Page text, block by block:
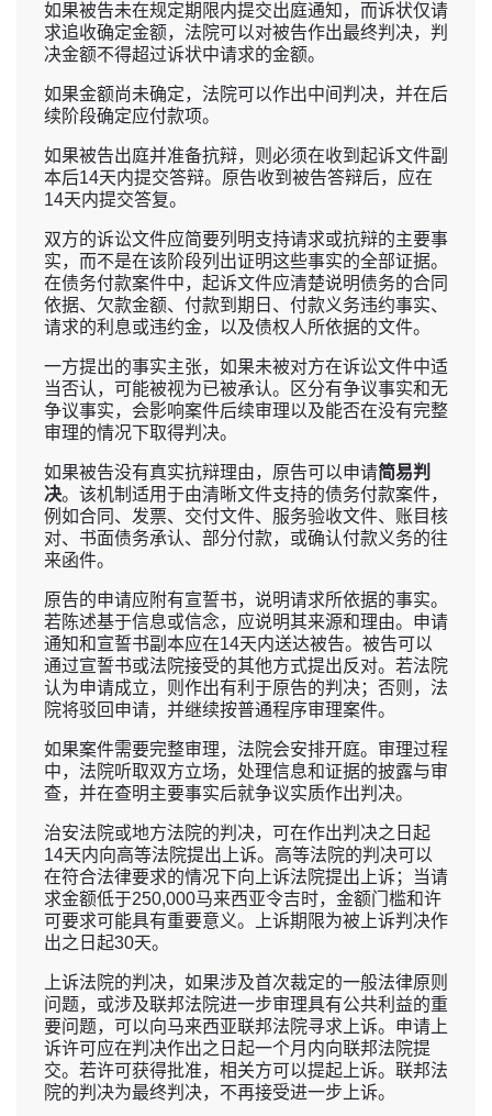
如果被告未在规定期限内提交出庭通知，而诉状仅请
求追收确定金额，法院可以对被告作出最终判决，判
决金额不得超过诉状中请求的金额。
如果金额尚未确定，法院可以作出中间判决，并在后
续阶段确定应付款项。
如果被告出庭并准备抗辩，则必须在收到起诉文件副
本后14天内提交答辩。原告收到被告答辩后，应在
14天内提交答复。
双方的诉讼文件应简要列明支持请求或抗辩的主要事
实，而不是在该阶段列出证明这些事实的全部证据。
在债务付款案件中，起诉文件应清楚说明债务的合同
依据、欠款金额、付款到期日、付款义务违约事实、
请求的利息或违约金，以及债权人所依据的文件。
一方提出的事实主张，如果未被对方在诉讼文件中适
当否认，可能被视为已被承认。区分有争议事实和无
争议事实，会影响案件后续审理以及能否在没有完整
审理的情况下取得判决。
如果被告没有真实抗辩理由，原告可以申请简易判
决。该机制适用于由清晰文件支持的债务付款案件，
例如合同、发票、交付文件、服务验收文件、账目核
对、书面债务承认、部分付款，或确认付款义务的往
来函件。
原告的申请应附有宣誓书，说明请求所依据的事实。
若陈述基于信息或信念，应说明其来源和理由。申请
通知和宣誓书副本应在14天内送达被告。被告可以
通过宣誓书或法院接受的其他方式提出反对。若法院
认为申请成立，则作出有利于原告的判决；否则，法
院将驳回申请，并继续按普通程序审理案件。
如果案件需要完整审理，法院会安排开庭。审理过程
中，法院听取双方立场，处理信息和证据的披露与审
查，并在查明主要事实后就争议实质作出判决。
治安法院或地方法院的判决，可在作出判决之日起
14天内向高等法院提出上诉。高等法院的判决可以
在符合法律要求的情况下向上诉法院提出上诉；当请
求金额低于250,000马来西亚令吉时，金额门槛和许
可要求可能具有重要意义。上诉期限为被上诉判决作
出之日起30天。
上诉法院的判决，如果涉及首次裁定的一般法律原则
问题，或涉及联邦法院进一步审理具有公共利益的重
要问题，可以向马来西亚联邦法院寻求上诉。申请上
诉许可应在判决作出之日起一个月内向联邦法院提
交。若许可获得批准，相关方可以提起上诉。联邦法
院的判决为最终判决，不再接受进一步上诉。